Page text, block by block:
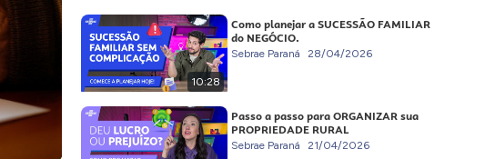
10:28
Como planejar a SUCESSÃO FAMILIAR
do NEGÓCIO.
Sebrae Paraná 28/04/2026
Passo a passo para ORGANIZAR sua
PROPRIEDADE RURAL
Sebrae Paraná 21/04/2026